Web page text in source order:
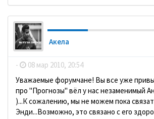
Акела
- 08 мар 2010, 20:54
Уважаемые форумчане! Вы все уже
про "Прогнозы" вёл у нас незаменимый
)...К сожалению, мы не можем пока
Энди...Возможно, это связано с его